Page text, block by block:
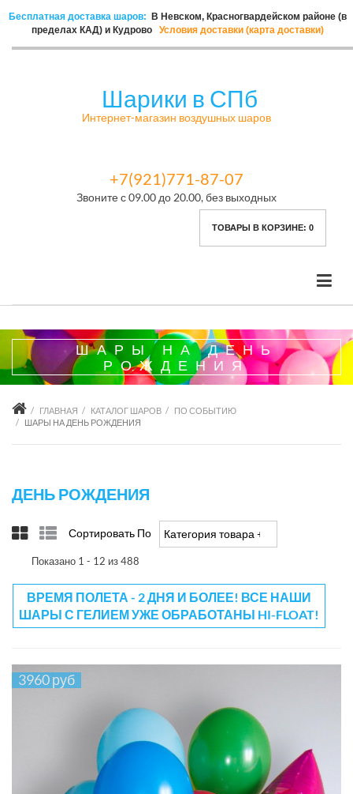
Бесплатная доставка шаров:
В Невском, Красногвардейском районе (в
пределах КАД) и Кудрово
Условия доставки (карта доставки)
Шарики в СПб
Интернет-магазин воздушных шаров
+7(921)771-87-07
Звоните с 09.00 до 20.00, без выходных
ТОВАРЫ В КОРЗИНЕ: 0
ШАРЫ НА ДЕНЬ
РОЖДЕНИЯ
ГЛАВНАЯ КАТАЛОГ ШАРОВ
ПО СОБЫТИЮ
ШАРЫ НА ДЕНЬ РОЖДЕНИЯ
ДЕНЬ РОЖДЕНИЯ
Сортировать По Категория товара +/-
Показано 1 - 12 из 488
ВРЕМЯ ПОЛЕТА - 2 ДНЯ И БОЛЕЕ! ВСЕ НАШИ
ШАРЫ С ГЕЛИЕМ УЖЕ ОБРАБОТАНЫ HI-FLOAT!
3960 руб